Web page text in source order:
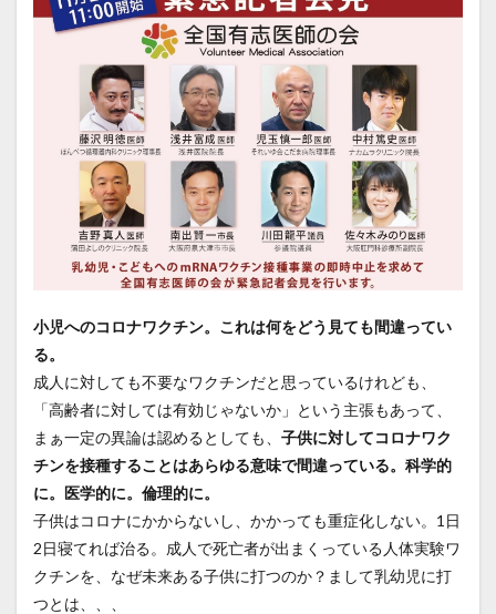
小児へのコロナワクチン。これは何をどう見ても間違ってい
る。
成人に対しても不要なワクチンだと思っているけれども、
「高齢者に対しては有効じゃないか」という主張もあって、
まぁ一定の異論は認めるとしても、 子供に対してコロナワク
チンを接種することはあらゆる意味で間違っている。科学的
に。医学的に。倫理的に。
子供はコロナにかからないし、かかっても重症化しない。1日
2日寝てれば治る。成人で死亡者が出まくっている人体実験ワ
クチンを、なぜ未来ある子供に打つのか？まして乳幼児に打
つとは、、、